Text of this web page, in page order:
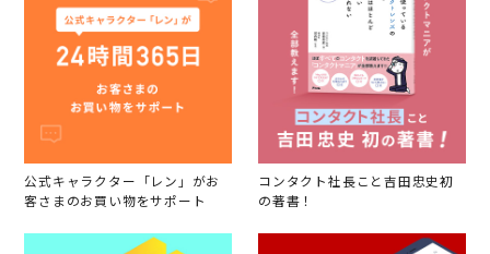
公式キャラクター「レン」がお
客さまのお買い物をサポート
コンタクト社長こと吉田忠史初
の著書！